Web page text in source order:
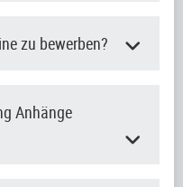
zu bewerben?
Anhänge